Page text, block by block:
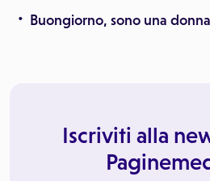
Buongiorno, sono una
Iscriviti alla